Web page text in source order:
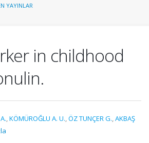
YAYINLAR
in childhood
,KÖMÜROĞLU A. U.,ÖZ TUNÇER G.,AKBAŞ